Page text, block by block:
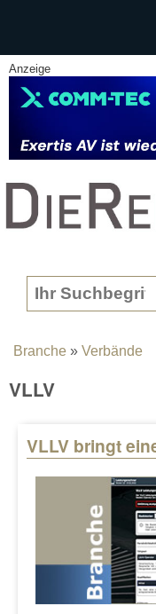
Anzeige
Search
You are here
Branche » Verbände
VLLV
VLLV bringt